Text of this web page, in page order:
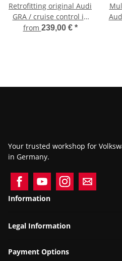
Retrofitting original Audi
GRA / cruise control in
the Audi A4 8E + 8H
from 239,00 € *
Your trusted workshop for
in Germany.
Information
Legal Information
Payment Options